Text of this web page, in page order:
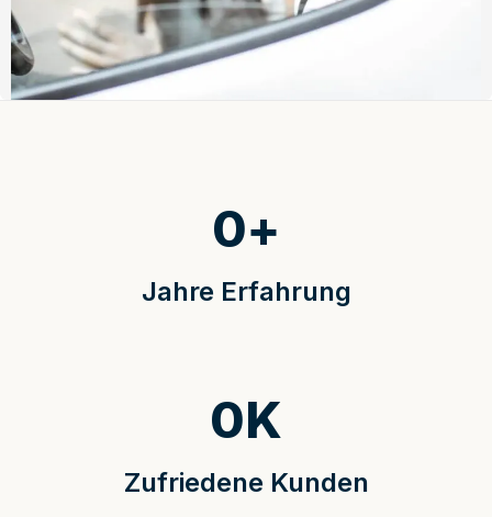
Jahre Erfahrung
0+
Zufriedene Kunden
0K